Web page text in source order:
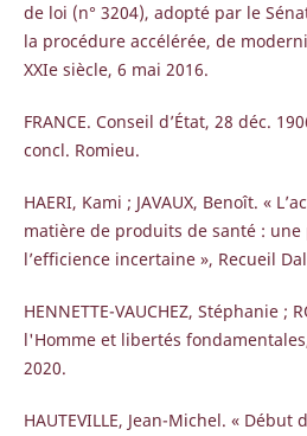
de loi (n° 3204), adopté par le
la procédure accélérée, de
XXIe siècle, 6 mai 2016.
FRANCE. Conseil d’État, 28 déc.
concl. Romieu.
HAERI, Kami ; JAVAUX, Benoît. «
matière de produits de santé : une
l’efficience incertaine », Recueil
HENNETTE-VAUCHEZ, Stéphanie ;
l'Homme et libertés
2020.
HAUTEVILLE, Jean-Michel. «